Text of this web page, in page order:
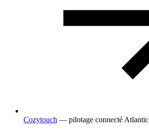
Cozytouch — pilotage connecté Atlantic